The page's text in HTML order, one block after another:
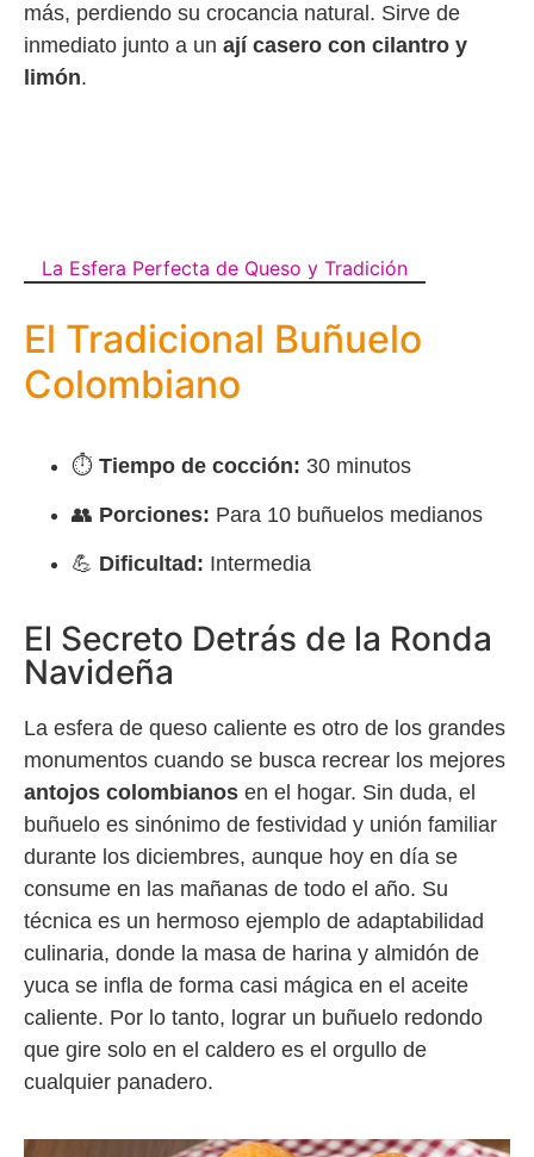
más, perdiendo su crocancia natural. Sirve de
inmediato junto a un ají casero con cilantro y
limón.
La Esfera Perfecta de Queso y Tradición
El Tradicional Buñuelo
Colombiano
⏱️ Tiempo de cocción: 30 minutos
👥 Porciones: Para 10 buñuelos medianos
💪 Dificultad: Intermedia
El Secreto Detrás de la Ronda
Navideña
La esfera de queso caliente es otro de los grandes
monumentos cuando se busca recrear los mejores
antojos colombianos en el hogar. Sin duda, el
buñuelo es sinónimo de festividad y unión familiar
durante los diciembres, aunque hoy en día se
consume en las mañanas de todo el año. Su
técnica es un hermoso ejemplo de adaptabilidad
culinaria, donde la masa de harina y almidón de
yuca se infla de forma casi mágica en el aceite
caliente. Por lo tanto, lograr un buñuelo redondo
que gire solo en el caldero es el orgullo de
cualquier panadero.